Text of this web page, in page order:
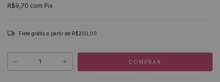
R$9,70 com Pix
Frete grátis a partir de R$200,00